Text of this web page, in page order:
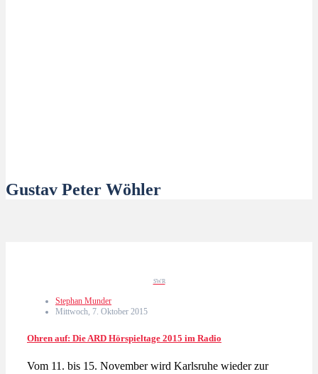
Gustav Peter Wöhler
SWR
Stephan Munder
Mittwoch, 7. Oktober 2015
Ohren auf: Die ARD Hörspieltage 2015 im Radio
Vom 11. bis 15. November wird Karlsruhe wieder zur